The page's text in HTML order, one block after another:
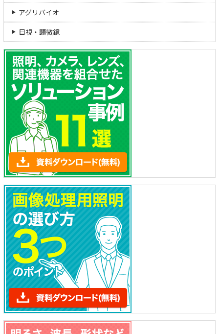
アグリバイオ
目視・顕微鏡